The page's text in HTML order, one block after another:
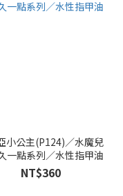
小公主(P124)／水魔兒
一點系列／水性指甲油
NT$360